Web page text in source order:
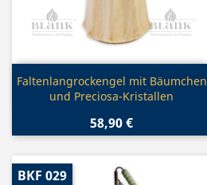
Vorschau
Faltenlangrockengel mit Bäumchen
und Preciosa-Kristallen
58,90 €
BKF 029